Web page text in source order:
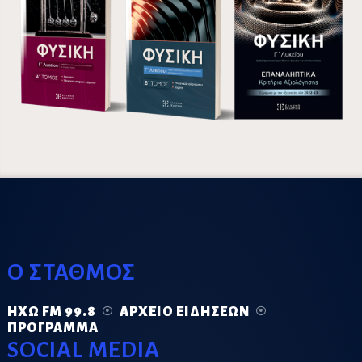
Ο ΣΤΑΘΜΟΣ
ΗΧΏ FM 99.8
ΑΡΧΕΊΟ ΕΙΔΉΣΕΩΝ
ΠΡΌΓΡΑΜΜΑ
SOCIAL MEDIA